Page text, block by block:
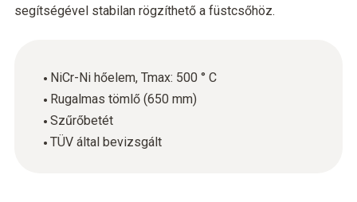
segítségével stabilan rögzíthető a füstcsőhöz.
NiCr-Ni hőelem, Tmax: 500 ° C
Rugalmas tömlő (650 mm)
Szűrőbetét
TÜV által bevizsgált